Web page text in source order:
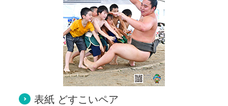
表紙 どすこいペア